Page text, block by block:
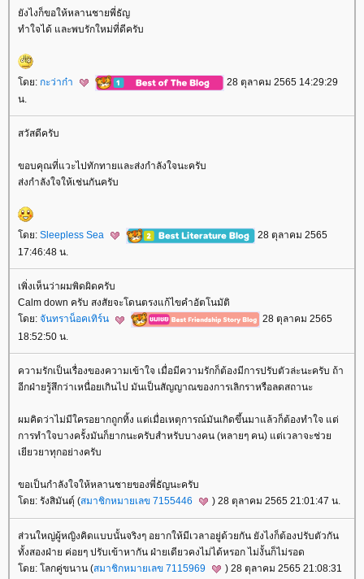
ังไงก็ขอให้หลานชายพี่ธัญ
ทำใจได้ และพบรักใหม่ที่ดีครับ
ดย: กะว่าก๋า
28 ตุลาคม 2565 14:29:29
น.
สวัสดีครับ
ขอบคุณที่แวะไปทักทายและส่งกำลังใจนะครับ
ส่งกำลังใจให้เช่นกันครับ
ดย: Sleepless Sea
28 ตุลาคม 2565
17:46:48 น.
เพิ่งเห็นว่าผมพิดผิดครับ
Calm down ครับ สงสัยจะโดนตรงแก้ไขคำอัตโนมัติ
ดย: จันทราน็อคเทิร์น
28 ตุลาคม 2565
18:52:50 น.
ความรักเป็นเรื่องของความเข้าใจ เมื่อมีความรักก็ต้องมีการปรับตัวล่ะนะครับ ถ้า
อีกฝ่ายรู้สึกว่าเหนื่อยเกินไป มันเป็นสัญญาณของการเลิกราหรือลดสถานะ
ผมคิดว่าไม่มีใครอยากถูกทิ้ง แต่เมื่อเหตุการณ์มันเกิดขึ้นมาแล้วก็ต้องทำใจ แต่
การทำใจบางครั้งมันก็ยากนะครับสำหรับบางคน (หลายๆ คน) แต่เวลาจะช่ว
เยียวยาทุกอย่างครับ
ขอเป็นกำลังใจให้หลานชายของพี่ธัญนะครับ
ดย: รังสิมันตุ์ (สมาชิกหมายเลข 7155446 ) 28 ตุลาคม 2565 21:01:47 น.
ส่วนใหญ่ผู้หญิงคิดแบบนั้นจริงๆ อยากให้มีเวลาอยู่ด้วยกัน ยังไงก็ต้องปรับตัวกัน
ทั้งสองฝ่าย ค่อยๆ ปรับเข้าหากัน ฝ่ายเดียวคงไม่ได้หรอก ไม่งั้นก็ไม่รอด
ดย: โลกคู่ขนาน (สมาชิกหมายเลข 7115969
) 28 ตุลาคม 2565 21:08:31